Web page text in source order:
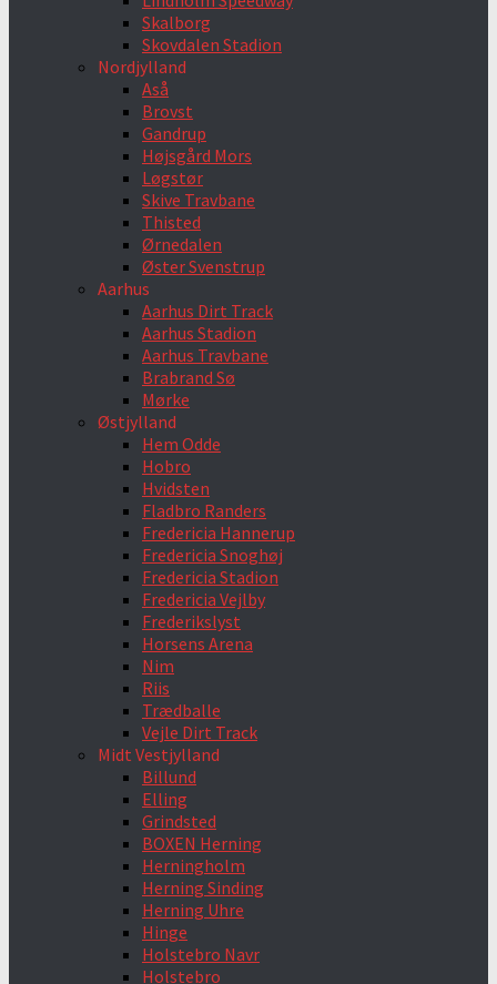
Skalborg
Skovdalen Stadion
Nordjylland
Aså
Brovst
Gandrup
Højsgård Mors
Løgstør
Skive Travbane
Thisted
Ørnedalen
Øster Svenstrup
Aarhus
Aarhus Dirt Track
Aarhus Stadion
Aarhus Travbane
Brabrand Sø
Mørke
Østjylland
Hem Odde
Hobro
Hvidsten
Fladbro Randers
Fredericia Hannerup
Fredericia Snoghøj
Fredericia Stadion
Fredericia Vejlby
Frederikslyst
Horsens Arena
Nim
Riis
Trædballe
Vejle Dirt Track
Midt Vestjylland
Billund
Elling
Grindsted
BOXEN Herning
Herningholm
Herning Sinding
Herning Uhre
Hinge
Holstebro Navr
Holstebro